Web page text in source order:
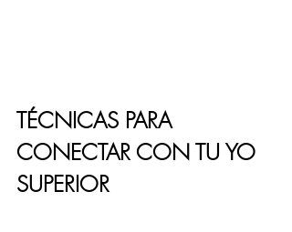
TÉCNICAS PARA
CONECTAR CON TU YO
SUPERIOR